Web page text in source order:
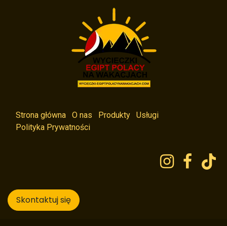
Strona główna O nas Produkty
Usługi
Polityka Prywatności
Skontaktuj się